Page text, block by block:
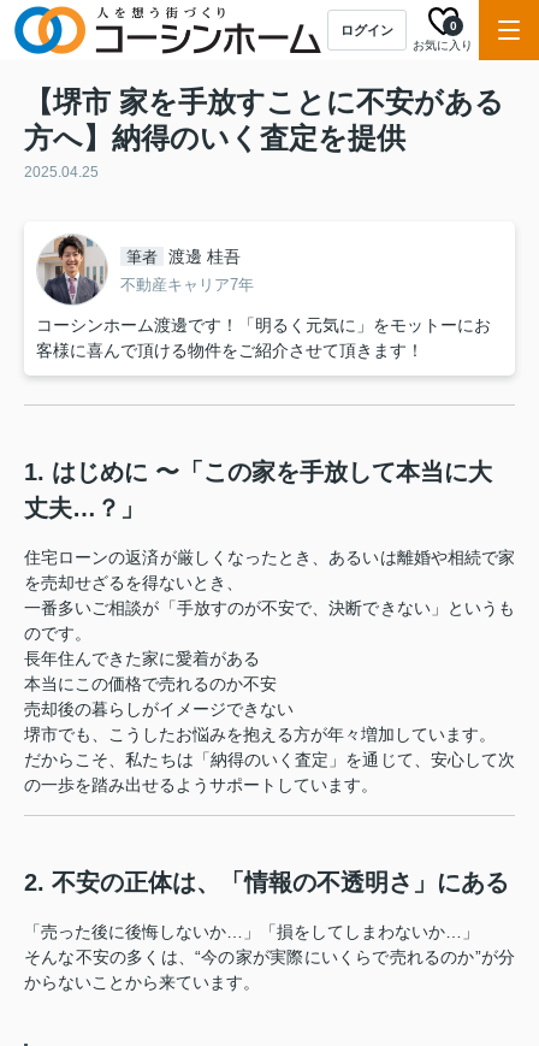
ログイン
お気に入り
0
【堺市 家を手放すことに不安がある
方へ】納得のいく査定を提供
2025.04.25
筆者 渡邊 桂吾
不動産キャリア7年
コーシンホーム渡邊です！「明るく元気に」をモットーにお
客様に喜んで頂ける物件をご紹介させて頂きます！
1. はじめに 〜「この家を手放して本当に大
丈夫…？」
住宅ローンの返済が厳しくなったとき、あるいは離婚や相続で家
を売却せざるを得ないとき、
一番多いご相談が「手放すのが不安で、決断できない」というも
のです。
長年住んできた家に愛着がある
本当にこの価格で売れるのか不安
売却後の暮らしがイメージできない
堺市でも、こうしたお悩みを抱える方が年々増加しています。
だからこそ、私たちは「納得のいく査定」を通じて、安心して次
の一歩を踏み出せるようサポートしています。
2. 不安の正体は、「情報の不透明さ」にある
「売った後に後悔しないか…」「損をしてしまわないか…」
そんな不安の多くは、“今の家が実際にいくらで売れるのか”が分
からないことから来ています。